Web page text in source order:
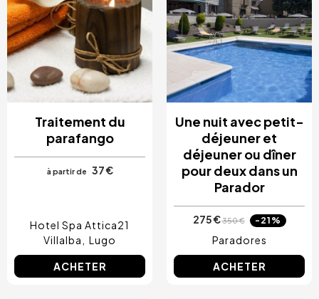
Traitement du
parafango
à partir de 37 €
Hotel Spa Attica21
Villalba
Lugo
ACHETER
Une nuit avec petit-
déjeuner et
déjeuner ou dîner
pour deux dans un
Parador
275 €350 € -21%
Paradores
ACHETER